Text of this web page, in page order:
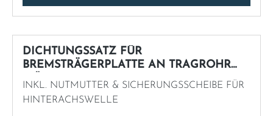
DICHTUNGSSATZ FÜR
BREMSTRÄGERPLATTE AN TRAGROHR
(FÜR EINE SEITE)
INKL. NUTMUTTER & SICHERUNGSSCHEIBE FÜR
HINTERACHSWELLE